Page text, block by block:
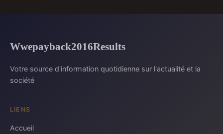
Wwepayback2016Results
Votre source d'information quotidienne sur l'actualité et la
société
LIENS
Accueil